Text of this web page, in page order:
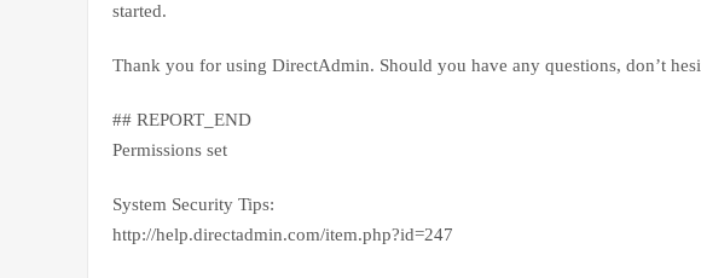
started.
Thank you for using DirectAdmin. Should you have any questions, don’t
## REPORT_END
Permissions set
System Security Tips:
http://help.directadmin.com/item.php?id=247